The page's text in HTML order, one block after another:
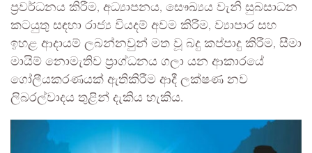
ප්‍රවර්ධනය කිරීම, අධ්‍යාපනය, සෞඛ්‍යය වැනි සුබසාධන
කටයුතු සඳහා රාජ්‍ය වියදම් අවම කිරීම, ව්‍යාපාර සහ
ඉහළ ආදායම් ලබන්නවුන් මත වූ බදු කප්පාදු කිරීම, සීමා
මායිම් නොමැතිව ප්‍රාග්ධනය ගලා යන ආකාරයේ
ගෝලීයකරණයක් ඇතිකිරීම ආදී ලක්ෂණ නව
ලිබරල්වාදය තුළින් දැකිය හැකිය.